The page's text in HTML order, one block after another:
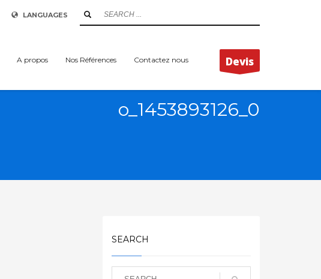
LANGUAGES
A propos Nos Références Contactez nous Devis
o_1453893126_0
SEARCH